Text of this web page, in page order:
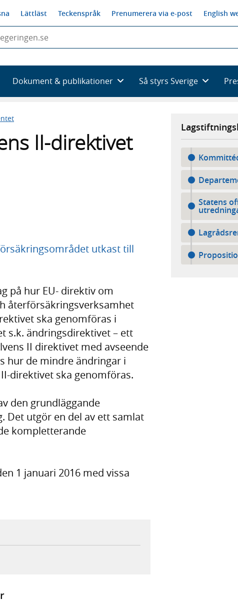
Lättläst Teckenspråk Prenumerera via e-post English
Dokument & publikationer Så styrs Sverige
II-direktivet
utkast till
på hur EU- direktiv om
återförsäkringsverksamhet
ska genomföras i
s.k. ändringsdirektivet – ett
II direktivet med avseende
hur de mindre ändringar i
direktivet ska genomföras.
den grundläggande
Det utgör en del av ett samlat
kompletterande
1 januari 2016 med vissa
Statens
webbplats,
e-postklient,